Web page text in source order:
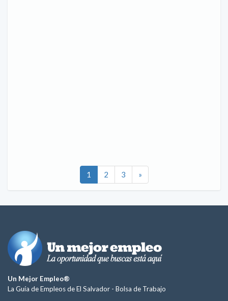
1 2 3 »
Un Mejor Empleo®
La Guía de Empleos de El Salvador - Bolsa de Trabajo